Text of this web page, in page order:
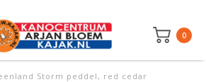
0
Storm peddel, red cedar